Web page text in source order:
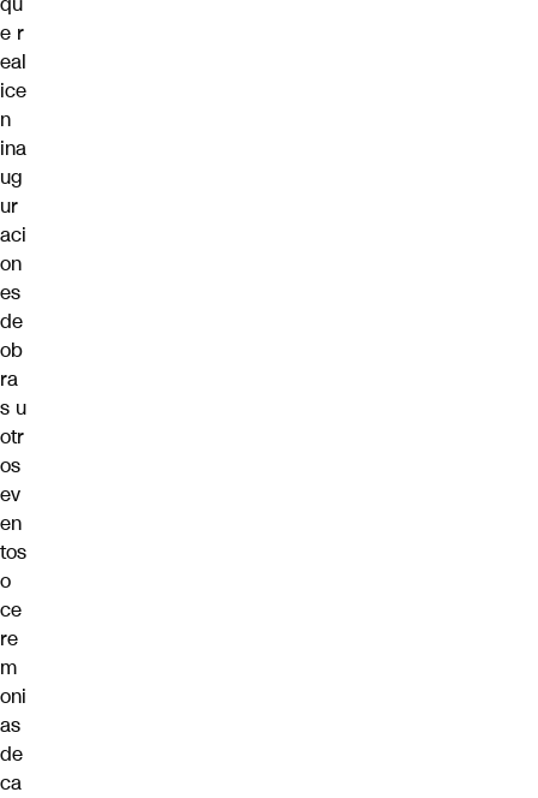
e r
eal
ice
n
ina
ug
ur
aci
on
es
de
ob
ra
s u
otr
os
ev
en
tos
o
ce
re
m
oni
as
de
ca